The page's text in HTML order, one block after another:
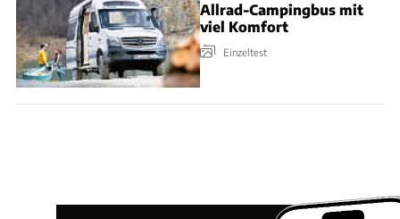
Allrad-Campingbus mit
viel Komfort
Einzeltest